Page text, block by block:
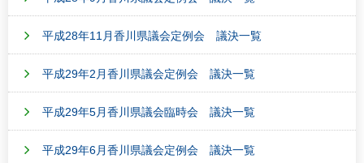
平成28年11月香川県議会定例会 議決一覧
平成29年2月香川県議会定例会 議決一覧
平成29年5月香川県議会臨時会 議決一覧
平成29年6月香川県議会定例会 議決一覧